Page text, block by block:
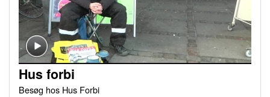
Hus forbi
Besøg hos Hus Forbi